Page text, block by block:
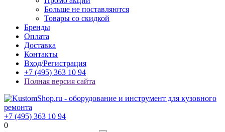
Больше не поставляются
Товары со скидкой
Бренды
Оплата
Доставка
Контакты
Вход/Регистрация
+7 (495) 363 10 94
Полная версия сайта
+7 (495) 363 10 94
0